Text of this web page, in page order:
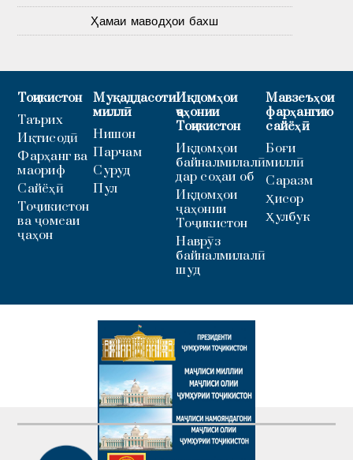
Ҳамаи маводҳои бахш
Тоҷикистон
Таърих
Иқтисодӣ
Фарҳанг ва
маориф
Сайёҳӣ
Тоҷикистон
ва ҷомеаи
ҷаҳон
Муқаддасоти
миллӣ
Нишон
Парчам
Суруд
Пул
Иқдомҳои
ҷаҳонии
Тоҷикистон
Иқдомҳои
байналмилалӣ
дар соҳаи об
Иқдомҳои
ҷаҳонии
Тоҷикистон
Наврӯз
байналмилалӣ
шуд
Мавзеъҳои
фарҳангию
сайёҳӣ
Боғи
миллӣ
Саразм
Ҳисор
Ҳулбук